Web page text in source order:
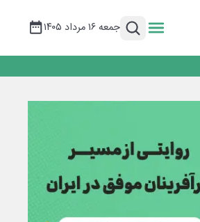
جمعه ۱۶ مرداد ۱۴۰۵